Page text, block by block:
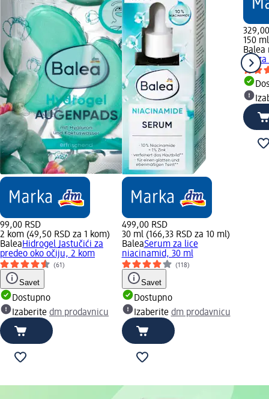
99,00 RSD
2 kom (49,50 RSD za 1 kom)
BaleaHidrogel Jastučići za
predeo oko očiju, 2 kom
(61)
Savet
Dostupno
Izaberite dm prodavnicu
499,00 RSD
30 ml (166,33 RSD za 10 ml)
BaleaSerum za lice
niacinamid, 30 ml
(118)
Savet
Dostupno
Izaberite dm prodavnicu
150
Balea
gel